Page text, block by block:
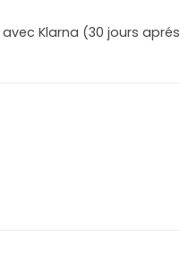
avec Klarna (30 jours aprés